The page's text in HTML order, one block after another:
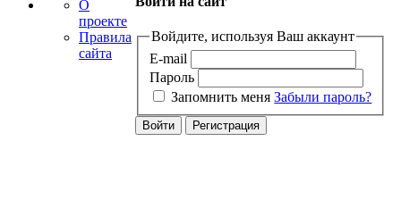
Войдите, используя Ваш аккаунт
E-mail
Пароль
Запомнить меня Забыли пароль?
О
проекте
Правила
сайта